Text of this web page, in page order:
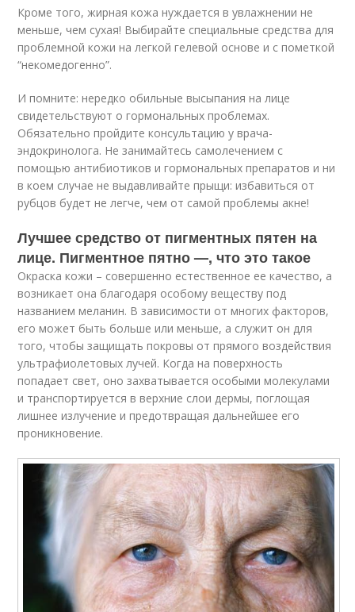
Кроме того, жирная кожа нуждается в увлажнении не
меньше, чем сухая! Выбирайте специальные средства для
проблемной кожи на легкой гелевой основе и с пометкой
“некомедогенно”.
И помните: нередко обильные высыпания на лице
свидетельствуют о гормональных проблемах.
Обязательно пройдите консультацию у врача-
эндокринолога. Не занимайтесь самолечением с
помощью антибиотиков и гормональных препаратов и ни
в коем случае не выдавливайте прыщи: избавиться от
рубцов будет не легче, чем от самой проблемы акне!
Лучшее средство от пигментных пятен на
лице. Пигментное пятно —, что это такое
Окраска кожи – совершенно естественное ее качество, а
возникает она благодаря особому веществу под
названием меланин. В зависимости от многих факторов,
его может быть больше или меньше, а служит он для
того, чтобы защищать покровы от прямого воздействия
ультрафиолетовых лучей. Когда на поверхность
попадает свет, оно захватывается особыми молекулами
и транспортируется в верхние слои дермы, поглощая
лишнее излучение и предотвращая дальнейшее его
проникновение.